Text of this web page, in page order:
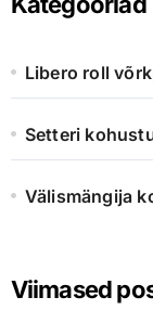
f
r Libero roll
Setteri
Välismängija
Viimased